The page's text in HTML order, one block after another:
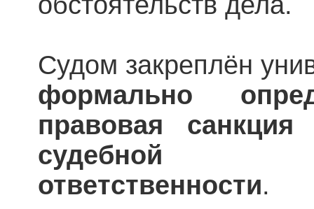
Судом закреплён
формально
правовая
судебной
ответственности.